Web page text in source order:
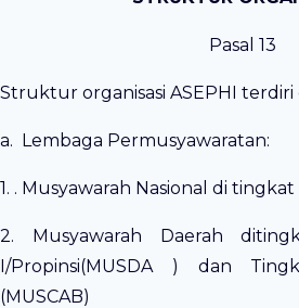
Pasal 13
Struktur organisasi ASEPHI terdiri
a. Lembaga Permusyawaratan:
1. . Musyawarah Nasional di tingkat
2. Musyawarah Daerah
I/Propinsi(MUSDA ) dan
(MUSCAB)